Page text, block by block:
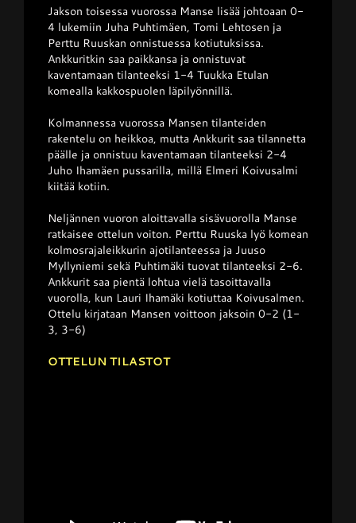
Jakson toisessa vuorossa Manse lisää johtoaan 0-
4 lukemiin Juha Puhtimäen, Tomi Lehtosen ja
Perttu Ruuskan onnistuessa kotiutuksissa.
Ankkuritkin saa paikkansa ja onnistuvat
kaventamaan tilanteeksi 1-4 Tuukka Etulan
komealla kakkospuolen läpilyönnillä.
Kolmannessa vuorossa Mansen tilanteiden
rakentelu on heikkoa, mutta Ankkurit saa tilannetta
päälle ja onnistuu kaventamaan tilanteeksi 2-4
Juho Ihamäen pussarilla, millä Elmeri Koivusalmi
kiitää kotiin.
Neljännen vuoron aloittavalla sisävuorolla Manse
ratkaisee ottelun voiton. Perttu Ruuska lyö komean
kolmosrajaleikkurin ajotilanteessa ja Juuso
Myllyniemi sekä Puhtimäki tuovat tilanteeksi 2-6.
Ankkurit saa pientä lohtua vielä tasoittavalla
vuorolla, kun Lauri Ihamäki kotiuttaa Koivusalmen.
Ottelu kirjataan Mansen voittoon jaksoin 0-2 (1-
3, 3-6)
OTTELUN TILASTOT